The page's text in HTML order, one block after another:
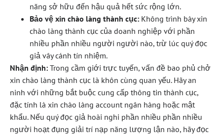
năng sở hữu đến hậu quả hết sức rộng lớn.
Bảo vệ xin chào làng thành cục: Không trình bày xin
chào làng thành cục của doanh nghiệp với phần
nhiều phần nhiều người người nào, trừ lúc quý đọc
giả vây cánh tín nhiệm.
Nhận định: Trong cầm giới trực tuyến, vấn đề bao phủ chở
xin chào làng thành cục là khôn cùng quan yếu. Hãy an
ninh với những bắt buộc cung cấp thông tin thành cục,
đặc tính là xin chào làng account ngân hàng hoặc mật
khẩu. Nếu quý đọc giả hoài nghi phần nhiều phần nhiều
người hoạt đụng giải trí nạp năng lượng lận nào, hãy đọc